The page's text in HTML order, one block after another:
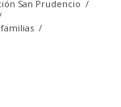
San Prudencio /
/